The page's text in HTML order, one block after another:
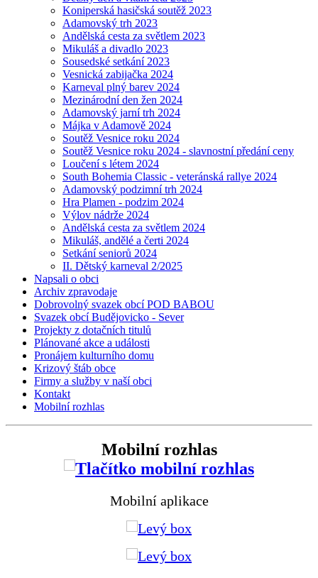
Koniperská hasičská soutěž 2023
Adamovský trh 2023
Andělská cesta za světlem 2023
Mikuláš a divadlo 2023
Sousedské setkání 2023
Vesnická zabijačka 2024
Karneval plný barev 2024
Mezinárodní den žen 2024
Adamovský jarní trh 2024
Májka v Adamově 2024
Soutěž Vesnice roku 2024
Soutěž Vesnice roku 2024 - slavnostní předání ceny
Loučení s létem 2024
South Bohemia Classic - veteránská rallye 2024
Adamovský podzimní trh 2024
Hra Plamen - podzim 2024
Výlov nádrže 2024
Andělská cesta za světlem 2024
Mikuláš, andělé a čerti 2024
Setkání seniorů 2024
II. Dětský karneval 2/2025
Napsali o obci
Archiv zpravodaje
Dobrovolný svazek obcí POD BABOU
Svazek obcí Budějovicko - Sever
Projekty z dotačních titulů
Plánované akce a události
Pronájem kulturního domu
Krizový štáb obce
Firmy a služby v naší obci
Kontakt
Mobilní rozhlas
Mobilní rozhlas
Mobilní aplikace